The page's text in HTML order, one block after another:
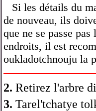
Si les détails du
de nouveau, ils
que ne se passe
endroits, il est
oukladotchnouju la
2. Retirez l'arbre
3. Tarel'tchatye